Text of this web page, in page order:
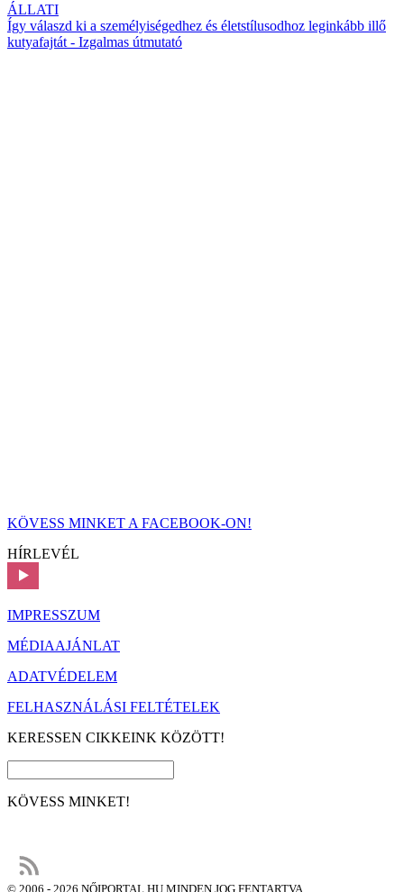
ÁLLATI
Így válaszd ki a személyiségedhez és életstílusodhoz leginkább illő
kutyafajtát - Izgalmas útmutató
KÖVESS MINKET A FACEBOOK-ON!
HÍRLEVÉL
IMPRESSZUM
MÉDIAAJÁNLAT
ADATVÉDELEM
FELHASZNÁLÁSI FELTÉTELEK
KERESSEN CIKKEINK KÖZÖTT!
KÖVESS MINKET!
© 2006 - 2026 NŐIPORTAL.HU MINDEN JOG FENTARTVA.